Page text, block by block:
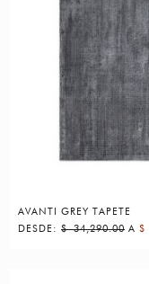
AVANTI GREY TAPETE
DESDE: $34,290.00 A $